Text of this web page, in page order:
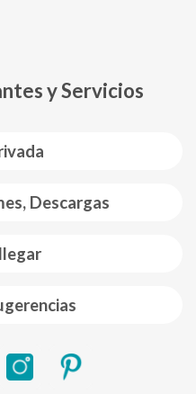
Descargas
y Servicios